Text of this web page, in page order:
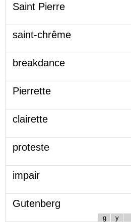
Saint Pierre
saint-chrême
breakdance
Pierrette
clairette
proteste
impair
Gutenberg
g y